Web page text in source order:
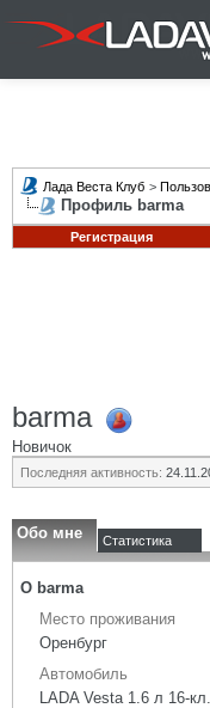
Лада Веста Клуб >
Профиль barma
Регистрация
barma
Новичок
Последняя активность:
Обо мне Статистика
О barma
Место проживания
Оренбург
Автомобиль
LADA Vesta 1.6 л 16-